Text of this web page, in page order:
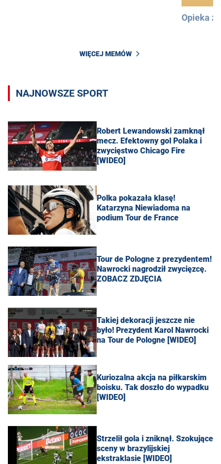
Opieka
WIĘCEJ MEMÓW
NAJNOWSZE SPORT
Robert Lewandowski zamknął
mecz. Efektowny gol Polaka i
zwycięstwo Chicago Fire
[WIDEO]
Polka pokazała klasę!
Katarzyna Niewiadoma na
podium Tour de France
Tour de Pologne z prezydentem!
Nawrocki nagrodził zwycięzcę.
ZOBACZ ZDJĘCIA
Takiej dekoracji jeszcze nie
było! Prezydent Karol Nawrocki
na Tour de Pologne [WIDEO]
Kuriozalna akcja na piłkarskim
boisku. Tak doszło do wypadku
[WIDEO]
Strzelił gola i zniknął. Szokujące
sceny w brazylijskiej
ekstraklasie [WIDEO]